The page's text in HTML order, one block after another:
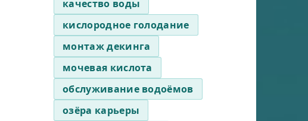
качество воды
кислородное голодание
монтаж декинга
мочевая кислота
обслуживание водоёмов
озёра карьеры